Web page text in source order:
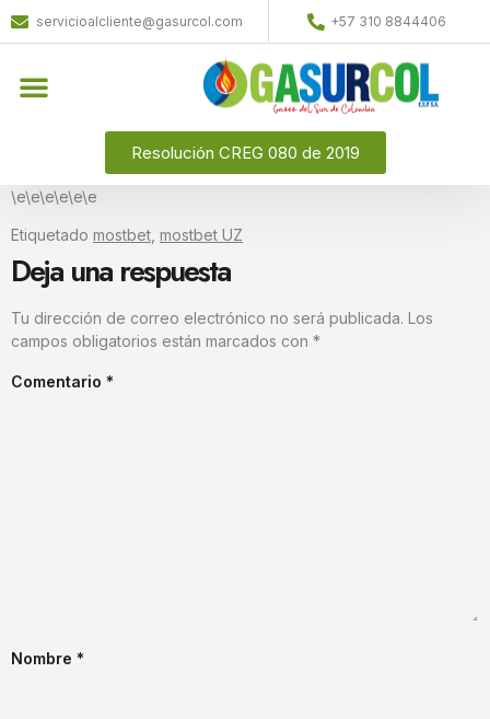
servicioalcliente@gasurcol.com +57 310 8844406
Resolución CREG 080 de 2019
\e\e\e\e\e\e
Etiquetado mostbet mostbet UZ
Deja una respuesta
Tu dirección de correo electrónico no será publicada. Los
campos obligatorios están marcados con *
Comentario *
Nombre *